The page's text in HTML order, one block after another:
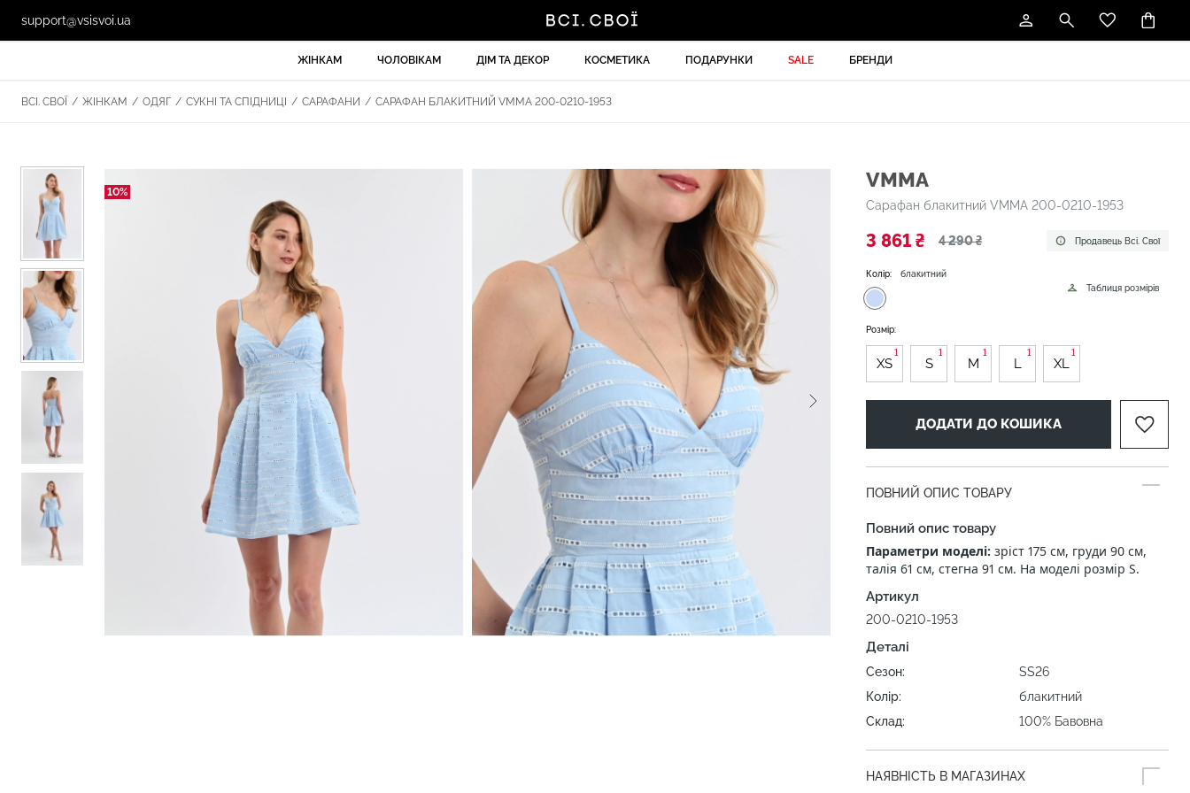
support@vsisvoi.ua
ЖІНКАМ ЧОЛОВІКАМ ДІМ ТА ДЕКОР КОСМЕТИКА ПОДАРУНКИ SALE БРЕНДИ
ВСІ. СВОЇ / ЖІНКАМ / ОДЯГ / СУКНІ ТА СПІДНИЦІ / САРАФАНИ / САРАФАН БЛАКИТНИЙ VMMA 200-0210-1953
10%
VMMA
Сарафан блакитний VMMA 200-0210-1953
3 861 ₴ 4 290 ₴ Продавець Всі. Свої
Колір:
блакитний
Таблиця розмірів
Розмір:
XS
1
S
1
M
1
L
1
XL
1
ДОДАТИ ДО КОШИКА
ПОВНИЙ ОПИС ТОВАРУ
Повний опис товару
Параметри моделі: зріст 175 см, груди 90 см,
талія 61 см, стегна 91 см. На моделі розмір S.
Артикул
200-0210-1953
Деталі
Сезон:
SS26
Колір:
блакитний
Склад:
100% Бавовна
НАЯВНІСТЬ В МАГАЗИНАХ